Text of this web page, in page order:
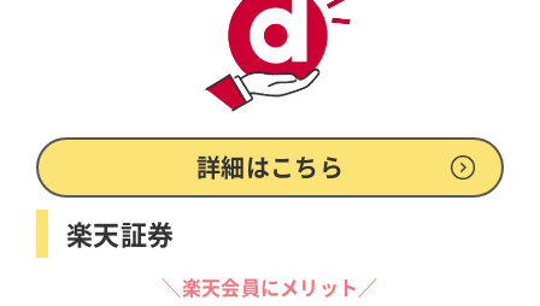
詳細はこちら
楽天証券
＼楽天会員にメリット／